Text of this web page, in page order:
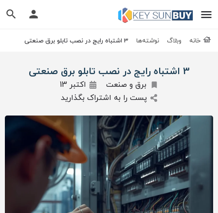
خانه وبلاگ نوشته‌ها 3 اشتباه رایج در نصب تابلو برق صنعتی
3 اشتباه رایج در نصب تابلو برق صنعتی
برق و صنعت
اکتبر 13
پست را به اشتراک بگذارید